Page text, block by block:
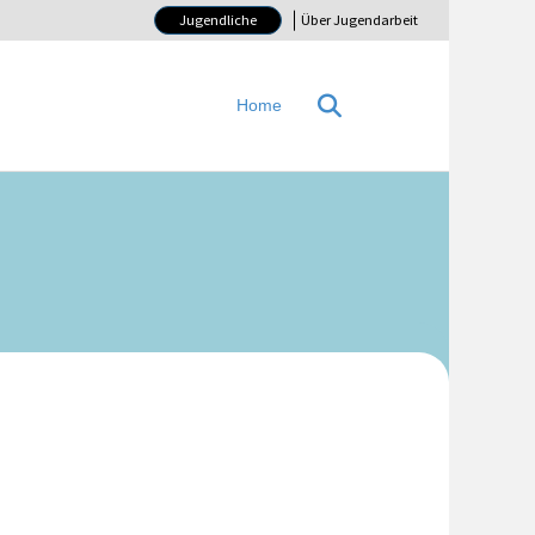
Jugendliche Über Jugendarbeit
Home